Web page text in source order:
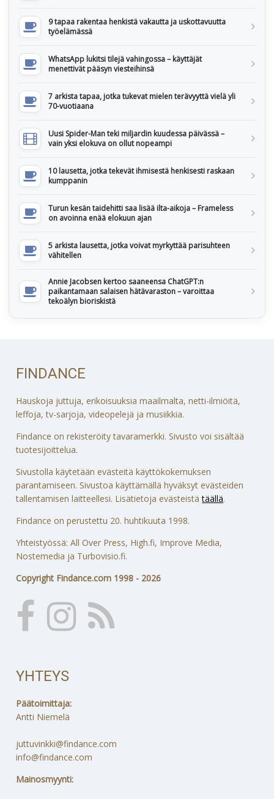
9 tapaa rakentaa henkistä vakautta ja uskottavuutta
työelämässä
WhatsApp lukitsi tilejä vahingossa – käyttäjät
menettivät pääsyn viesteihinsä
7 arkista tapaa, jotka tukevat mielen terävyyttä vielä yli
70-vuotiaana
Uusi Spider-Man teki miljardin kuudessa päivässä –
vain yksi elokuva on ollut nopeampi
10 lausetta, jotka tekevät ihmisestä henkisesti raskaan
kumppanin
Turun kesän taidehitti saa lisää ilta-aikoja – Frameless
on avoinna enää elokuun ajan
5 arkista lausetta, jotka voivat myrkyttää parisuhteen
vähitellen
Annie Jacobsen kertoo saaneensa ChatGPT:n
paikantamaan salaisen hätävaraston – varoittaa
tekoälyn bioriskistä
FINDANCE
Hauskoja juttuja, erikoisuuksia maailmalta, netti-ilmiöitä,
leffoja, tv-sarjoja, videopelejä ja musiikkia.
Findance on rekisteröity tavaramerkki. Sivusto voi sisältää
tuotesijoittelua.
Sivustolla käytetään evästeitä käyttökokemuksen
parantamiseen. Sivustoa käyttämällä hyväksyt evästeiden
tallentamisen laitteellesi. Lisätietoja evästeistätäällä.
Findance on perustettu 20. huhtikuuta 1998.
Yhteistyössä: All Over Press, High.fi, Improve Media,
Nostemedia ja Turbovisio.fi.
Copyright Findance.com 1998 - 2026
YHTEYS
Päätoimittaja:
Antti Niemelä
juttuvinkki@findance.com
info@findance.com
Mainosmyynti: